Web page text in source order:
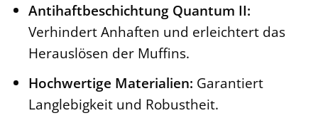
Antihaftbeschichtung Quantum II:
Verhindert Anhaften und erleichtert das
Herauslösen der Muffins.
Hochwertige Materialien: Garantiert
Langlebigkeit und Robustheit.